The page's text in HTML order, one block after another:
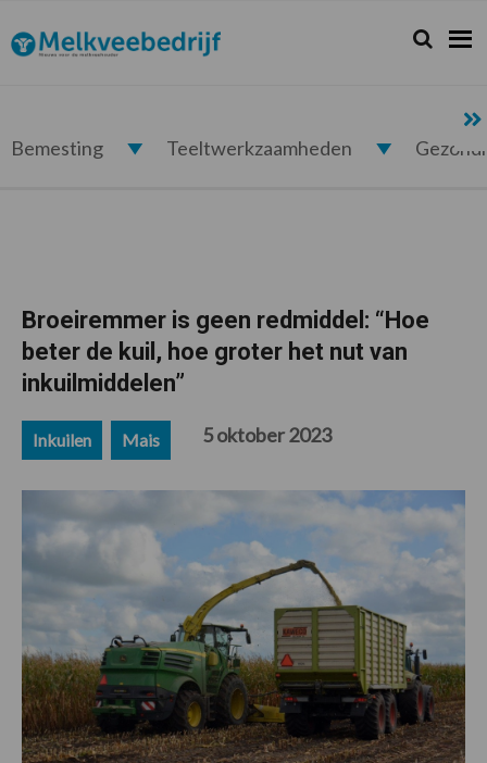
de
hoofdnavigatie
de
hoofd
de
eerste
de
voettekst
Melkveebedrijf.nl Zoeken...
Zoek
Bemesting Teeltwerkzaamheden
Broeiremmer is geen redmiddel: “Hoe
beter de kuil, hoe groter het nut van
inkuilmiddelen”
Inkuilen Mais 5 oktober 2023